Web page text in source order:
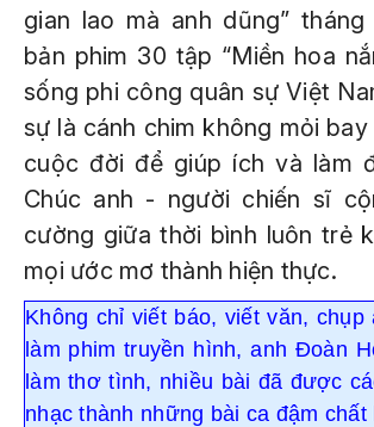
gian lao mà anh dũng” tháng
bản phim 30 tập “Miền hoa
sống phi công quân sự Việt
sự là cánh chim không mỏi
cuộc đời để giúp ích và làm
Chúc anh - người chiến sĩ
cường giữa thời bình luôn trẻ
mọi ước mơ thành hiện thực.
Không chỉ viết báo, viết văn, chụp
làm phim truyền hình, anh Đoàn
làm thơ tình, nhiều bài đã được
nhạc thành những bài ca đậm